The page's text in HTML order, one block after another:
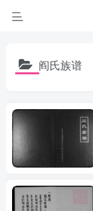
阎氏族谱